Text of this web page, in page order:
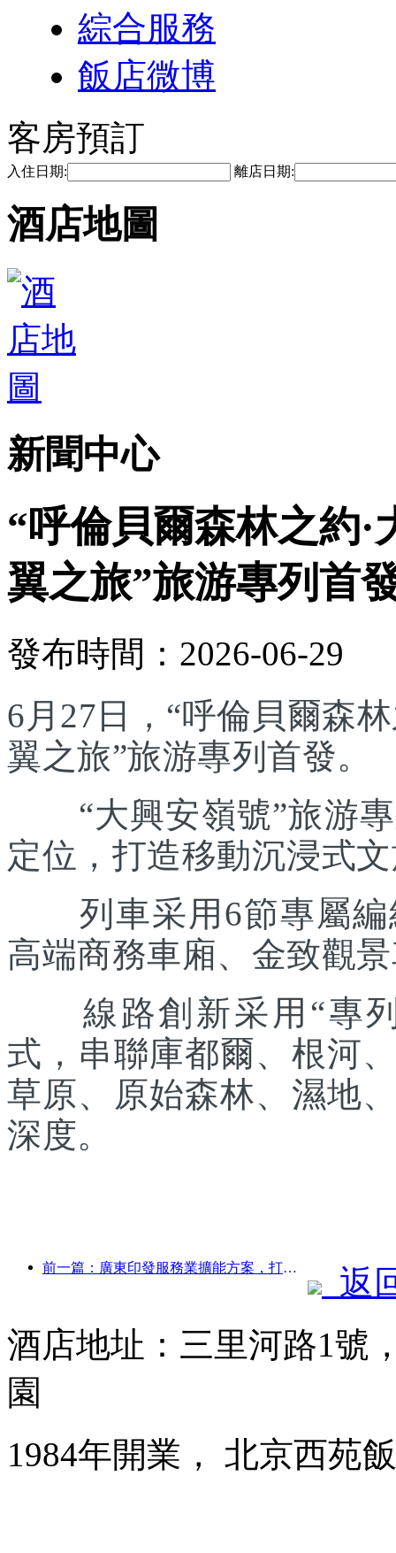
綜合服務
飯店微博
客房預訂
入住日期: 離店日期:
酒店地圖
新聞中心
“呼倫貝爾森林之約·
翼之旅”旅游專列首
發布時間：2026-06-29
6月27日，“呼倫貝爾森
翼之旅”旅游專列首發。
“大興安嶺號”旅游專
定位，打造移動沉浸式
列車采用6節專屬編
高端商務車廂、金致觀
線路創新采用“專列
式，串聯庫都爾、根河
草原、原始森林、濕地
深度。
前一篇：廣東印發服務業擴能方案，打造大灣區世界級旅游目的地
返
酒店地址：三里河路1號
園
1984年開業， 北京西